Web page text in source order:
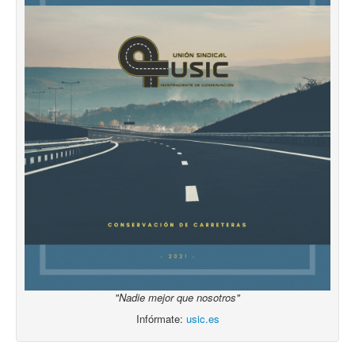
"Nadie mejor que nosotros"
Infórmate: usic.es